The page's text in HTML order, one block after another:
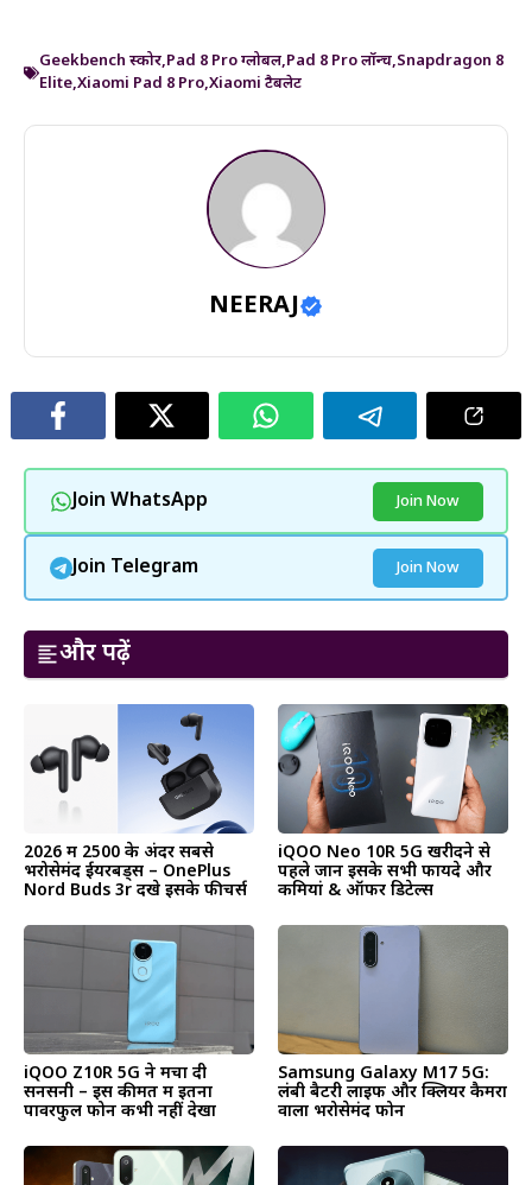
Geekbench स्कोर,Pad 8 Pro ग्लोबल,Pad 8 Pro लॉन्च,Snapdragon 8
Elite,Xiaomi Pad 8 Pro,Xiaomi टैबलेट
NEERAJ
Join WhatsApp Join Now
Join Telegram Join Now
और पढ़ें
2026 में ₹2500 के अंदर सबसे
भरोसेमंद ईयरबड्स – OnePlus
Nord Buds 3r देंखे इसके फीचर्स
iQOO Neo 10R 5G खरीदने से
पहले जानें इसके सभी फायदे और
कमियां & ऑफर डिटेल्स
iQOO Z10R 5G ने मचा दी
सनसनी – इस कीमत में इतना
पावरफुल फोन कभी नहीं देखा
Samsung Galaxy M17 5G:
लंबी बैटरी लाइफ और क्लियर कैमरा
वाला भरोसेमंद फोन